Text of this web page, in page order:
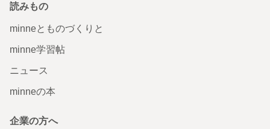
読みもの
minneとものづくりと
minne学習帖
ニュース
minneの本
企業の方へ